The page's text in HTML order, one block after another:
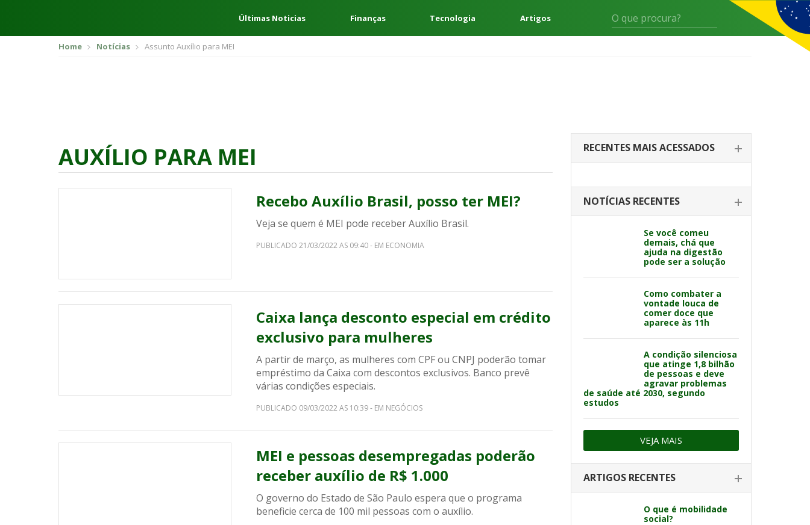
Últimas Noticias Finanças Tecnologia Artigos
Home Notícias Assunto Auxílio para MEI
AUXÍLIO PARA MEI
Recebo Auxílio Brasil, posso ter MEI?
Veja se quem é MEI pode receber Auxílio Brasil.
PUBLICADO 21/03/2022 AS 09:40 - EM ECONOMIA
Caixa lança desconto especial em crédito
exclusivo para mulheres
A partir de março, as mulheres com CPF ou CNPJ poderão tomar
empréstimo da Caixa com descontos exclusivos. Banco prevê
várias condições especiais.
PUBLICADO 09/03/2022 AS 10:39 - EM NEGÓCIOS
MEI e pessoas desempregadas poderão
receber auxílio de R$ 1.000
O governo do Estado de São Paulo espera que o programa
beneficie cerca de 100 mil pessoas com o auxílio.
RECENTES MAIS ACESSADOS
NOTÍCIAS RECENTES
Se você comeu
demais, chá que
ajuda na digestão
pode ser a solução
Como combater a
vontade louca de
comer doce que
aparece às 11h
A condição silenciosa
que atinge 1,8 bilhão
de pessoas e deve
agravar problemas
de saúde até 2030, segundo
estudos
VEJA MAIS
ARTIGOS RECENTES
O que é mobilidade
social?